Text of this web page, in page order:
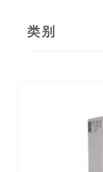
类别